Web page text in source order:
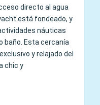
directo al agua
está fondeado, y
náuticas
baño. Esta cercanía
y relajado del
chic y